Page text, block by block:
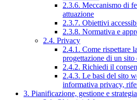
2.3.6. Meccanismo di
attuazione
2.3.7. Obiettivi
2.3.8. Normativa e
2.4. Privacy
2.4.1. Come rispettare
progettazione di un
2.4.2. Richiedi il
2.4.3. Le basi del sito
informativa privacy,
3. Pianificazione, gestione e strategia